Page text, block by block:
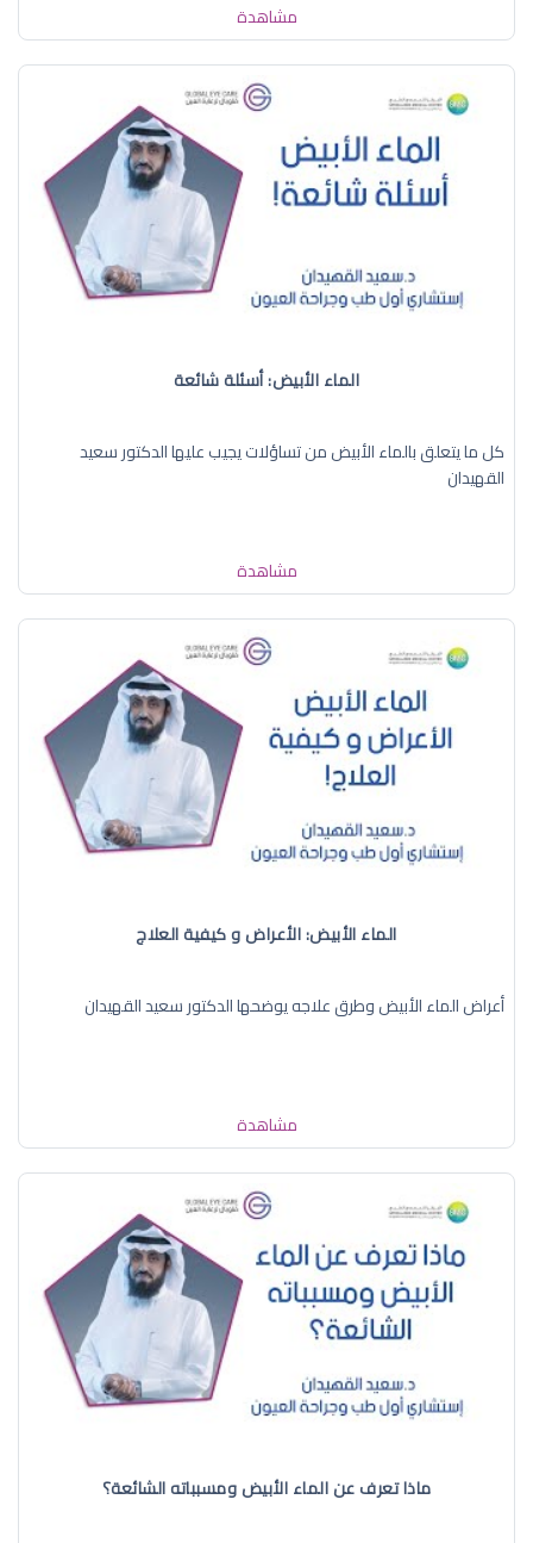
مشاهدة
الماء الأبيض: أسئلة شائعة
كل ما يتعلق بالماء الأبيض من تساؤلات يجيب عليها الدكتور سعيد
القهيدان
مشاهدة
الماء الأبيض: الأعراض و كيفية العلاج
أعراض الماء الأبيض وطرق علاجه يوضحها الدكتور سعيد القهيدان
مشاهدة
ماذا تعرف عن الماء الأبيض ومسبباته الشائعة؟